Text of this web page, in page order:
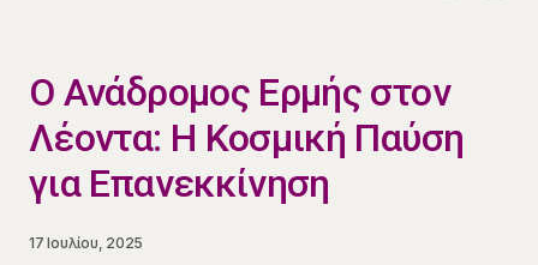
Ο Ανάδρομος Ερμής στον
Λέοντα: Η Κοσμική Παύση
για Επανεκκίνηση
17 Ιουλίου, 2025